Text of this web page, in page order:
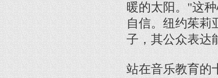
暖的太阳。"这
自信。纽约茱莉
子，其公众表达
站在音乐教育的